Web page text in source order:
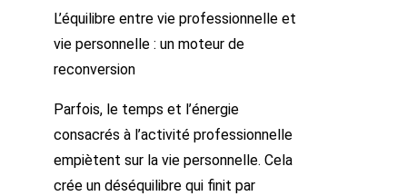
L’équilibre entre vie professionnelle et
vie personnelle : un moteur de
reconversion
Parfois, le temps et l’énergie
consacrés à l’activité professionnelle
empiètent sur la vie personnelle. Cela
crée un déséquilibre qui finit par